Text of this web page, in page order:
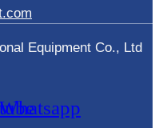
Equipment Co., Ltd
Whatsapp